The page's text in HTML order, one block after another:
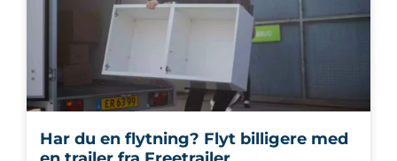
Har du en flytning? Flyt billigere med